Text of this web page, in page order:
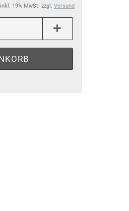
inkl. 19% MwSt. zzgl. Versand